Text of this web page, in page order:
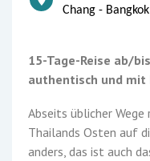
Chang - Bangkok
15-Tage-Reise ab/
authentisch und mit
Abseits üblicher Wege
Thailands Osten auf
anders, das ist auch